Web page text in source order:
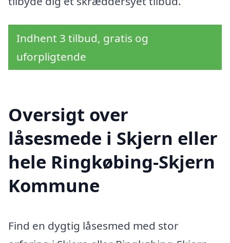
Indhent 3 tilbud, gratis og
uforpligtende
Oversigt over
låsesmede i Skjern eller
hele Ringkøbing-Skjern
Kommune
Find en dygtig låsesmed med stor